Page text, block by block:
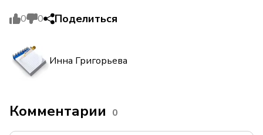
0 0 Поделиться
Инна Григорьева
Комментарии 0